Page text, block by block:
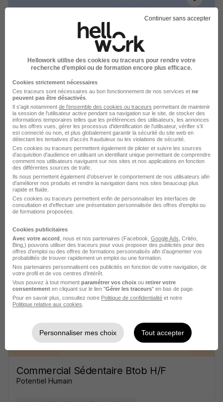
Commercial Expérimenté Bâtiment -
Construction H/F
12 mois
Voir l’offre
il y a 15 jours
Animateur - Animatrice Commerciale
pour un Marque H/F
Saint-Clément-de-Rivière - 34
Intérim
12,03 € / heure
Voir l’offre
il y a 20 jours
Commercial Sédentaire Btob H/F
Potentiel Humain
Continuer sans accepter
Hellowork utilise des cookies ou traceurs pour rendre votre
recherche d’emploi ou de formation encore plus efficace.
Cookies strictement nécessaires
Ces traceurs sont nécessaires au bon fonctionnement de nos services et ne
peuvent pas être désactivés
Il s'agit notamment de l'ensemble des cookies ou traceurs permettant de maintenir
la session de l'utilisateur active pendant sa navigation sur le site, de stocker des
informations temporaires telles que les préférences des utilisateurs, les annonces
ou les offres vues, gérer les processus d'identification de l'utilisateur, vérifier s'il
est connecté ou non, et plus globalement garantir la sécurité du site web en
détectant les tentatives d'accès frauduleux ou les violations de sécurité.
Ces cookies ou traceurs permettent également de piloter et suivre les sources
d'acquisition d'audience en utilisant un identifiant unique permettant de comprendre
comment nos utilisateurs naviguent sur nos sites et nos applications en fonction
des différentes sources de trafic.
Ils nous permettent également d’observer le comportement de nos utilisateurs afin
d'améliorer nos produits et rendre la navigation dans nos sites beaucoup plus
rapide et fluide.
Ces cookies ou traceurs permettent enfin de personnaliser les interfaces de
consultation et d'effectuer une présentation personnalisée des offres d'emploi ou
de formations proposées.
Cookies publicitaires
Avec votre accord , nous et nos partenaires (Facebook, Google Ads , Critéo,
Bing,) pouvons utiliser des traceurs pour vous proposer des publicités pour des
offres d’emploi ou des offres de formations personnalisés afin d’augmenter vos
probabilités de trouver rapidement un emploi ou une formation.
Nos partenaires personnalisent ces publicités en fonction de votre navigation, de
votre profil et de vos centres d’intérêt.
Vous pouvez à tout moment paramétrer vos choix ou retirer votre
consentement en cliquant sur le lien "Gérer les traceurs" en bas de page.
Pour en savoir plus, consultez notre Politique de confidentialité et notre
Politique relative aux cookies
Personnaliser mes choix Tout accepter